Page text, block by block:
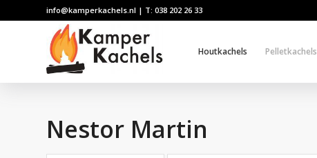
info@kamperkachels.nl | T: 038 202 26 33
Houtkachels Pelletkachels
Nestor Martin